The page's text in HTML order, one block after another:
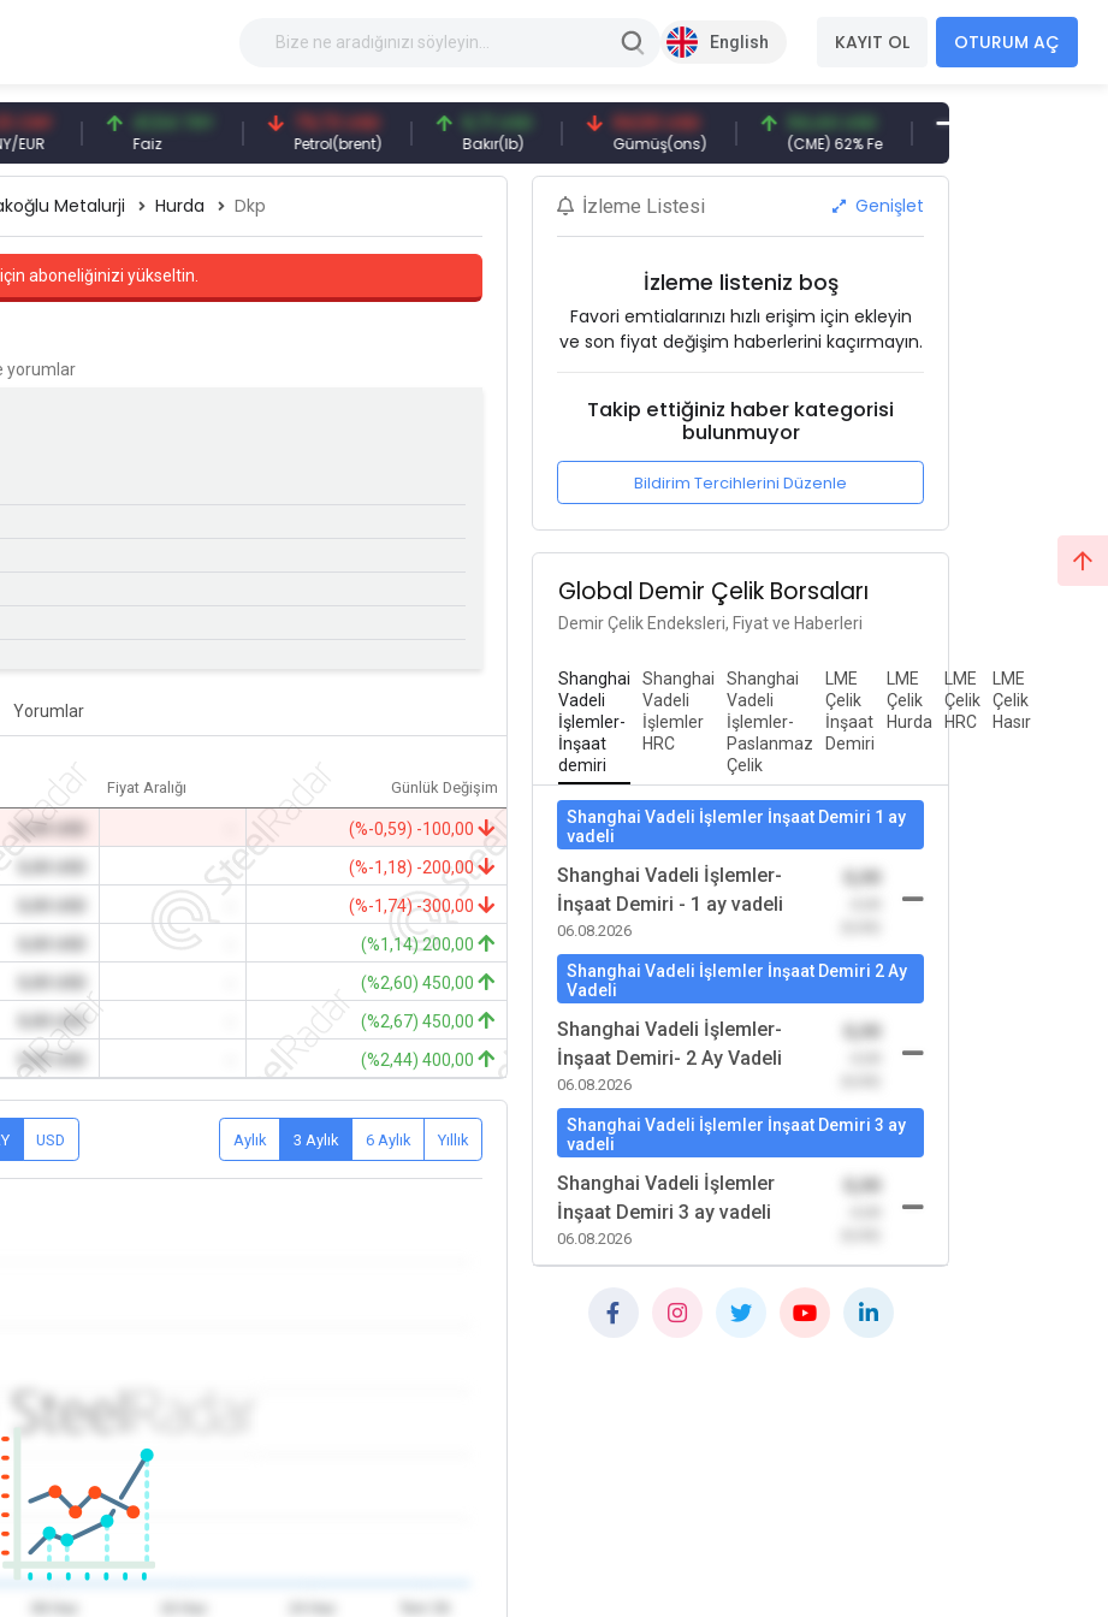
English KAYIT OL OTURUM AÇ
41,54 TRY
Faiz
79,73 USD
Petrol(brent)
6,71 USD
Bakır(lb)
94,50 USD
Gümüş(ons)
94,44 USD
(CME) 62% Fe
377,25 USD
Gemi Söküm
Metalurji Hurda Dkp
aboneliğinizi yükseltin.
yorumlar
Yorumlar
Fiyat Aralığı Günlük Değişim
0,00 USD
(%-0,59) -100,00
-
(%-1,18) -200,00
(%-1,74) -300,00
(%1,14) 200,00
(%2,60) 450,00
0,00 USD
(%2,67) 450,00
0,00 USD (%2,44) 400,00
USD Aylık 3 Aylık 6 Aylık Yıllık
İzleme Listesi Genişlet
İzleme listeniz boş
Favori emtialarınızı hızlı erişim için ekleyin
ve son fiyat değişim haberlerini kaçırmayın.
Takip ettiğiniz haber kategorisi
bulunmuyor
Bildirim Tercihlerini Düzenle
Global Demir Çelik Borsaları
Demir Çelik Endeksleri, Fiyat ve Haberleri
Shanghai
Vadeli
İşlemler-
İnşaat
demiri
Shanghai
Vadeli
İşlemler
HRC
Shanghai
Vadeli
İşlemler-
Paslanmaz
Çelik
LME
Çelik
İnşaat
Demiri
LME
Çelik
Hurda
LME
Çelik
HRC
LME
Çelik
Hasır
Shanghai Vadeli İşlemler İnşaat Demiri 1 ay
vadeli
Shanghai Vadeli İşlemler-
İnşaat Demiri - 1 ay vadeli
06.08.2026
Shanghai Vadeli İşlemler İnşaat Demiri 2 Ay
Vadeli
Shanghai Vadeli İşlemler-
İnşaat Demiri- 2 Ay Vadeli
06.08.2026
Shanghai Vadeli İşlemler İnşaat Demiri 3 ay
vadeli
Shanghai Vadeli İşlemler
İnşaat Demiri 3 ay vadeli
06.08.2026